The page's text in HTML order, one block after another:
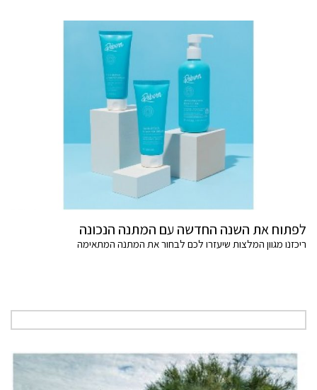
לפתוח את השנה החדשה עם המתנה הנכונה
ריכזנו מגוון המלצות שיעזרו לכם לבחור את המתנה המתאימה